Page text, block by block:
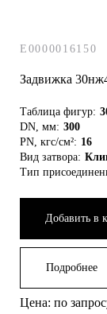
E0000016150
Задвижка
Таблица фигур:
DN, мм: 300
PN, кгс/см²: 16
Вид затвора:
Тип
Добавить в
Подробнее
Цена: по